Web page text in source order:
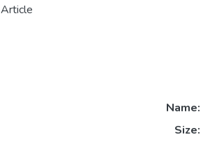
Article
Name:
Size: